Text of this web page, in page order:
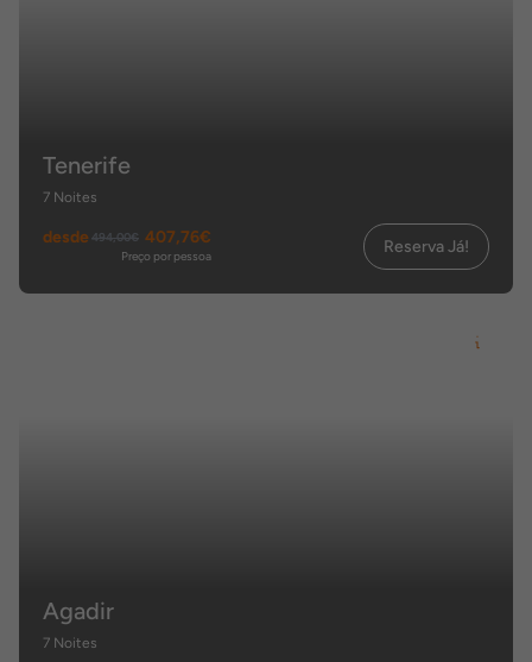
Tenerife
7 Noites
desde 494,00€ 407,76€
Preço por pessoa Reserva Já!
Agadir
7 Noites